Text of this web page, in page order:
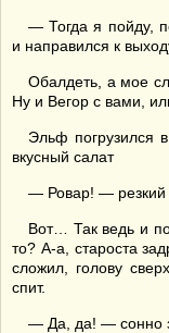
— Тогда я пойду,
и направился к
Обалдеть, а мое
Ну и Вегор с вами,
Эльф погрузился
вкусный салат
— Ровар! — резкий
Вот… Так ведь и
то? А-а, староста
сложил, голову
спит.
— Да, да! — сонно